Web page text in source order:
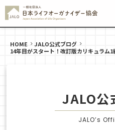
HOME
JALO公式ブログ
14年目がスタート！改訂版カリキュラム
JALO公
JALO’s